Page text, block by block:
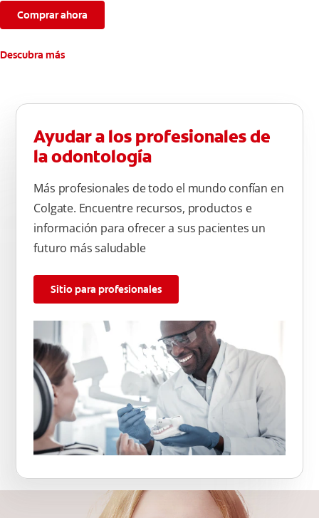
semanas.
**Causados por bacterias.
Comprar ahora
Descubra más
Ayudar a los profesionales de
la odontología
Más profesionales de todo el mundo confían en
Colgate. Encuentre recursos, productos e
información para ofrecer a sus pacientes un
futuro más saludable
Sitio para profesionales